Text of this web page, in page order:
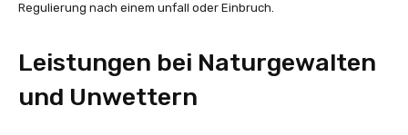
Regulierung nach einem unfall oder Einbruch.
Leistungen bei Naturgewalten
und Unwettern